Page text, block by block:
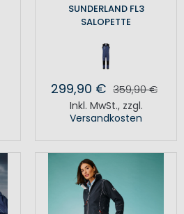
SUNDERLAND FL3
SALOPETTE
299,90 € 359,90 €
Inkl. MwSt., zzgl.
Versandkosten